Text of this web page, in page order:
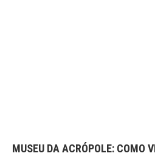
MUSEU DA ACRÓPOLE: COMO